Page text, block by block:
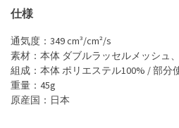
仕様
通気度：349 cm³/cm²/s
素材：本体 ダブルラッセルメッシュ
組成：本体 ポリエステル100% / 部分
重量：45g
原産国：日本